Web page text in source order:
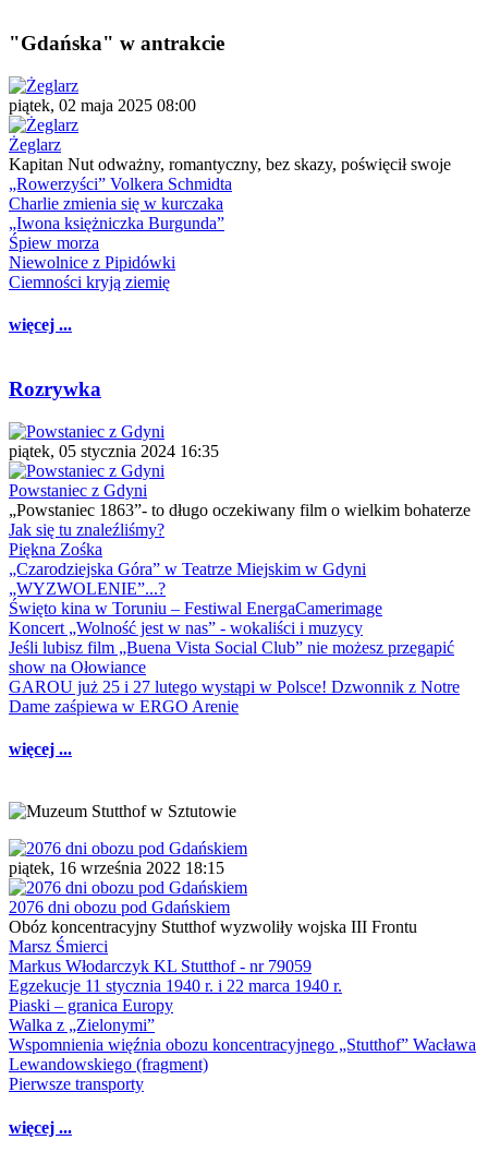
"Gdańska" w antrakcie
piątek, 02 maja 2025 08:00
Żeglarz
Kapitan Nut odważny, romantyczny, bez skazy, poświęcił swoje
„Rowerzyści” Volkera Schmidta
Charlie zmienia się w kurczaka
„Iwona księżniczka Burgunda”
Śpiew morza
Niewolnice z Pipidówki
Ciemności kryją ziemię
więcej ...
Rozrywka
piątek, 05 stycznia 2024 16:35
Powstaniec z Gdyni
„Powstaniec 1863”- to długo oczekiwany film o wielkim bohaterze
Jak się tu znaleźliśmy?
Piękna Zośka
„Czarodziejska Góra” w Teatrze Miejskim w Gdyni
„WYZWOLENIE”...?
Święto kina w Toruniu – Festiwal EnergaCamerimage
Koncert „Wolność jest w nas” - wokaliści i muzycy
Jeśli lubisz film „Buena Vista Social Club” nie możesz przegapić
show na Ołowiance
GAROU już 25 i 27 lutego wystąpi w Polsce! Dzwonnik z Notre
Dame zaśpiewa w ERGO Arenie
więcej ...
piątek, 16 września 2022 18:15
2076 dni obozu pod Gdańskiem
Obóz koncentracyjny Stutthof wyzwoliły wojska III Frontu
Marsz Śmierci
Markus Włodarczyk KL Stutthof - nr 79059
Egzekucje 11 stycznia 1940 r. i 22 marca 1940 r.
Piaski – granica Europy
Walka z „Zielonymi”
Wspomnienia więźnia obozu koncentracyjnego „Stutthof” Wacława
Lewandowskiego (fragment)
Pierwsze transporty
więcej ...